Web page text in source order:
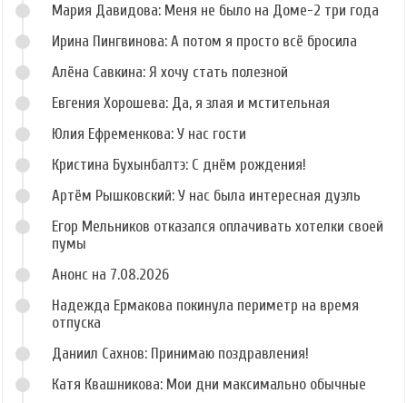
Мария Давидова: Меня не было на Доме-2 три года
Ирина Пингвинова: А потом я просто всё бросила
Алёна Савкина: Я хочу стать полезной
Евгения Хорошева: Да, я злая и мстительная
Юлия Ефременкова: У нас гости
Кристина Бухынбалтэ: С днём рождения!
Артём Рышковский: У нас была интересная дуэль
Егор Мельников отказался оплачивать хотелки своей
пумы
Анонс на 7.08.2026
Надежда Ермакова покинула периметр на время
отпуска
Даниил Сахнов: Принимаю поздравления!
Катя Квашникова: Мои дни максимально обычные